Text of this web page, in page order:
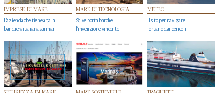
IMPRESE DI MARE
L'azienda che tiene alta la
bandiera italiana sui mari
MARE DI TECNOLOGIA
Stive porta barche
l'invenzione vincente
METEO
Il sito per navigare
lontano dai pericoli